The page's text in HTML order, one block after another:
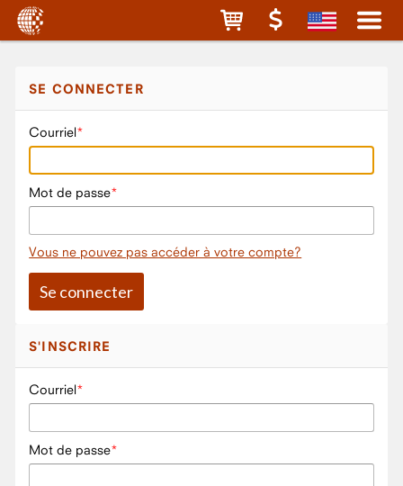
SE CONNECTER
Courriel
Mot de passe
Vous ne pouvez pas accéder à votre compte?
S'INSCRIRE
Courriel
Mot de passe